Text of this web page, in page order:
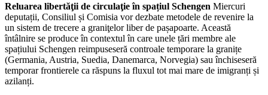
Reluarea libertăţii de circulaţie în spațiul Schengen Miercuri
deputații, Consiliul și Comisia vor dezbate metodele de revenire la
un sistem de trecere a graniţelor liber de pașapoarte. Această
întâlnire se produce în contextul în care unele țări membre ale
spațiului Schengen reimpuseseră controale temporare la granițe
(Germania, Austria, Suedia, Danemarca, Norvegia) sau închiseseră
temporar frontierele ca răspuns la fluxul tot mai mare de imigranți și
azilanți.